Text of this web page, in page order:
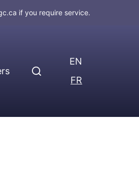
if you require service.
EN
FR